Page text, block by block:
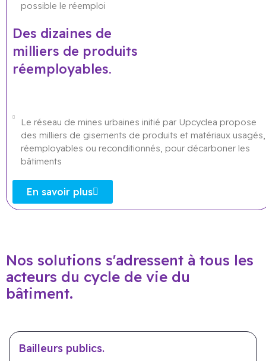
possible le réemploi
Des dizaines de
milliers de produits
réemployables.
Le réseau de mines urbaines initié par Upcyclea propose
des milliers de gisements de produits et matériaux usagés,
réemployables ou reconditionnés, pour décarboner les
bâtiments
En savoir plus
Nos solutions s'adressent à tous les
acteurs du cycle de vie du
bâtiment.
Bailleurs publics.